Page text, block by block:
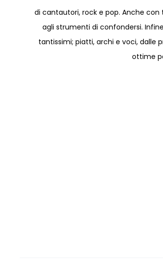
di cantautori, rock e pop. Anche
agli strumenti di confondersi.
tantissimi; piatti, archi e voci, dalle
ottime